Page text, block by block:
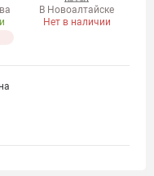
В Новоалтайске
Нет в наличии